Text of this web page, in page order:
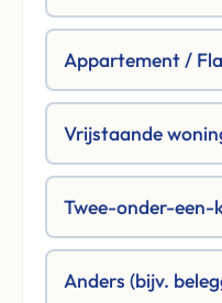
Appartement /
Vrijstaande
Twee-onder-een-
Anders (bijv.